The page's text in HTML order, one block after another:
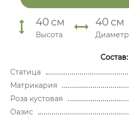
40 см
Высота
40 см
Диаметр
Состав:
Статица
Матрикария
Роза кустовая
Оазис